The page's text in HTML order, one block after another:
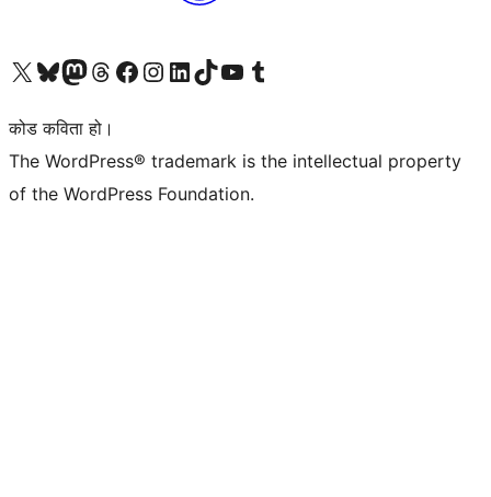
हाम्रो X (पहिले ट्विटर) खातामा जानुहोस्
हाम्रो Bluesky खाता भ्रमण गर्नुहोस्
हाम्रो म्यास्टोडन खाता भ्रमण गर्नुहोस्
हाम्रो थ्रेड्स खातामा जानुहोस्
हाम्रो फेसबुक पेजमा जानुहोस्
हाम्रो इन्स्टाग्राम खातामा जानुहोस्
हाम्रो लिङ्क्डइन खातामा जानुहोस्
हाम्रो TikTok खाता भ्रमण गर्नुहोस्
हाम्रो युट्युब च्यानलमा जानुहोस्
हाम्रो टम्बलर खाता भ्रमण गर्नुहोस्
कोड कविता हो।
The WordPress® trademark is the intellectual property
of the WordPress Foundation.